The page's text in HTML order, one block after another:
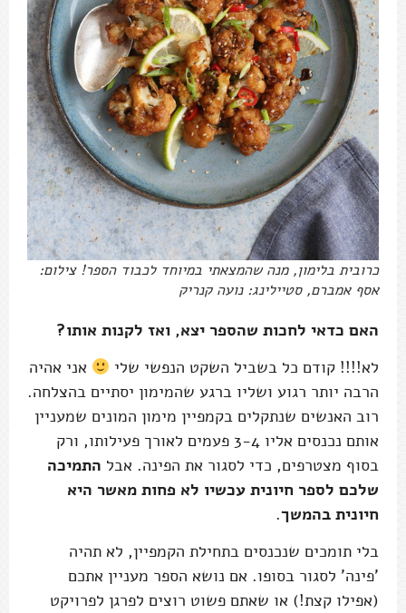
כרובית בלימון, מנה שהמצאתי במיוחד לכבוד הספר! צילום:
אסף אמברם, סטיילינג: נועה קנריק
האם כדאי לחכות שהספר יצא, ואז לקנות אותו?
לא!!!! קודם כל בשביל השקט הנפשי שלי
אני אהיה
הרבה יותר רגוע ושליו ברגע שהמימון יסתיים בהצלחה.
רוב האנשים שנתקלים בקמפיין מימון המונים שמעניין
אותם נכנסים אליו 3-4 פעמים לאורך פעילותו, ורק
בסוף מצטרפים, כדי לסגור את הפינה. אבל התמיכה
שלכם לספר חיונית עכשיו לא פחות מאשר היא
חיונית בהמשך.
בלי תומכים שנכנסים בתחילת הקמפיין, לא תהיה
'פינה' לסגור בסופו. אם נושא הספר מעניין אתכם
(אפילו קצת!) או שאתם פשוט רוצים לפרגן לפרויקט